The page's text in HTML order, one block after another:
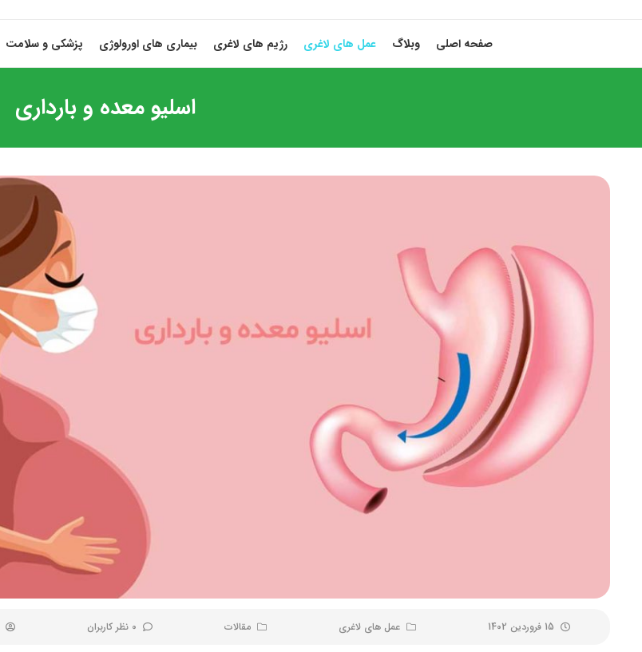
صفحه اصلی وبلاگ عمل های لاغری رژیم های لاغری بیماری های اورولوژی پزشکی و سلامت
اسلیو معده و بارداری
15 فروردین 1402 عمل های لاغری مقالات 0 نظر کاربران